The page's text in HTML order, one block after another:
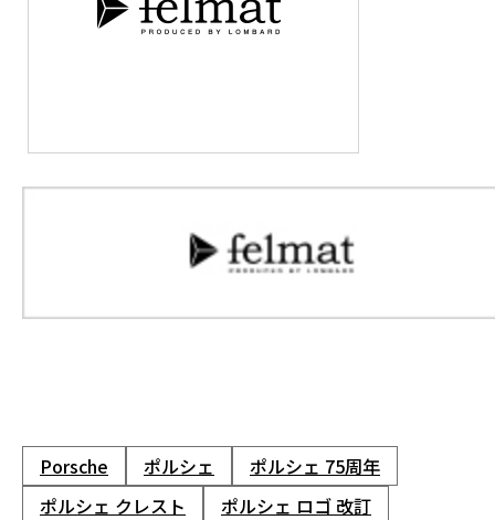
Porsche ポルシェ
ポルシェ 75周年
ポルシェ クレスト
ポルシェ ロゴ 改訂